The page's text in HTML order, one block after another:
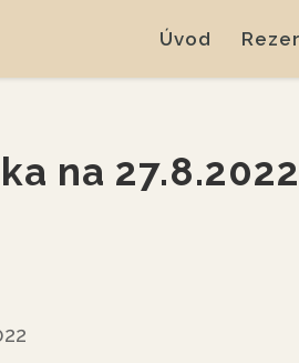
Úvod
na 27.8.2022